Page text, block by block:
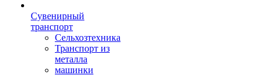
Сувенирный
транспорт
Сельхозтехника
Транспорт из
металла
машинки